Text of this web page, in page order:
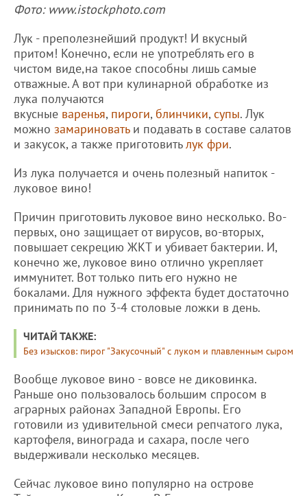
Фото: www.istockphoto.com
Лук - преполезнейший продукт! И вкусный
притом! Конечно, если не употреблять его в
чистом виде,на такое способны лишь самые
отважные. А вот при кулинарной обработке из
лука получаются
вкусные варенья, пироги, блинчики, супы. Лук
можно замариноватьи подавать в составе салатов
и закусок, а также приготовитьлук фри.
Из лука получается и очень полезный напиток -
луковое вино!
Причин приготовить луковое вино несколько. Во-
первых, оно защищает от вирусов, во-вторых,
повышает секрецию ЖКТ и убивает бактерии. И,
конечно же, луковое вино отлично укрепляет
иммунитет. Вот только пить его нужно не
бокалами. Для нужного эффекта будет достаточно
принимать по по 3-4 столовые ложки в день.
ЧИТАЙ ТАКЖЕ:
Без изысков: пирог "Закусочный" с луком и плавленным сыром
Вообще луковое вино - вовсе не диковинка.
Раньше оно пользовалось большим спросом в
аграрных районах Западной Европы. Его
готовили из удивительной смеси репчатого лука,
картофеля, винограда и сахара, после чего
выдерживали несколько месяцев.
Сейчас луковое вино популярно на острове